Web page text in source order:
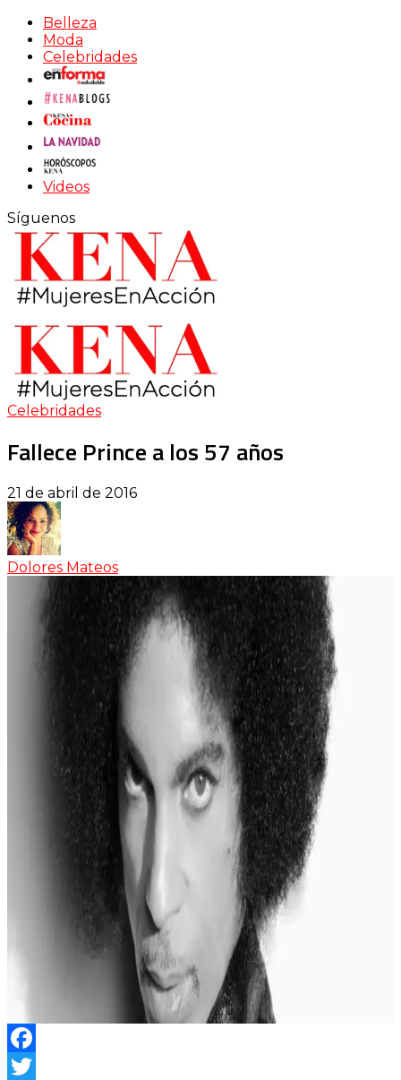
Belleza
Moda
Celebridades
Videos
Síguenos
Celebridades
Fallece Prince a los 57 años
21 de abril de 2016
Dolores Mateos
Facebook